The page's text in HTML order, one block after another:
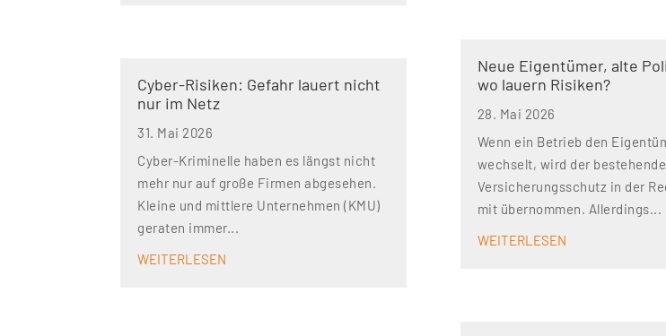
Cyber-Risiken: Gefahr lauert nicht
nur im Netz
31. Mai 2026
Cyber-Kriminelle haben es längst nicht
mehr nur auf große Firmen abgesehen.
Kleine und mittlere Unternehmen (KMU)
geraten immer...
WEITERLESEN
Neue Eigentümer, alte
wo lauern Risiken?
28. Mai 2026
Wenn ein Betrieb den
wechselt, wird der bestehende
Versicherungsschutz in der
mit übernommen. Allerdings...
WEITERLESEN